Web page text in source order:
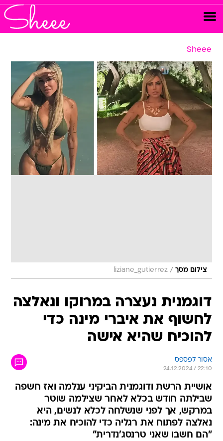
Sheee
צילום מסך /
liziane_gutierrez
דוגמנית נעצרה במרוקו ונאלצה
לחשוף את איברי מינה כדי
להוכיח שהיא אישה
אסור לפספס
24.12.2024 / 22:10
אושיית הרשת ודוגמנית הביקיני ענלמה ואז חשפה
שבילתה חודש בכלא לאחר שצילמה שוטר
במרקש, אך לפני שנשלחה לכלא לנשים, היא
נאלצה לפתוח את רגליה כדי להוכיח את מינה:
"הם חשבו שאני טרנסג'נדרית"